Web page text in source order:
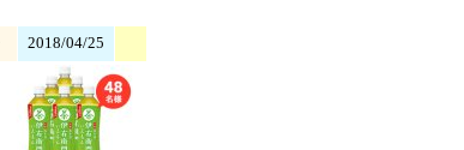
2018/04/25